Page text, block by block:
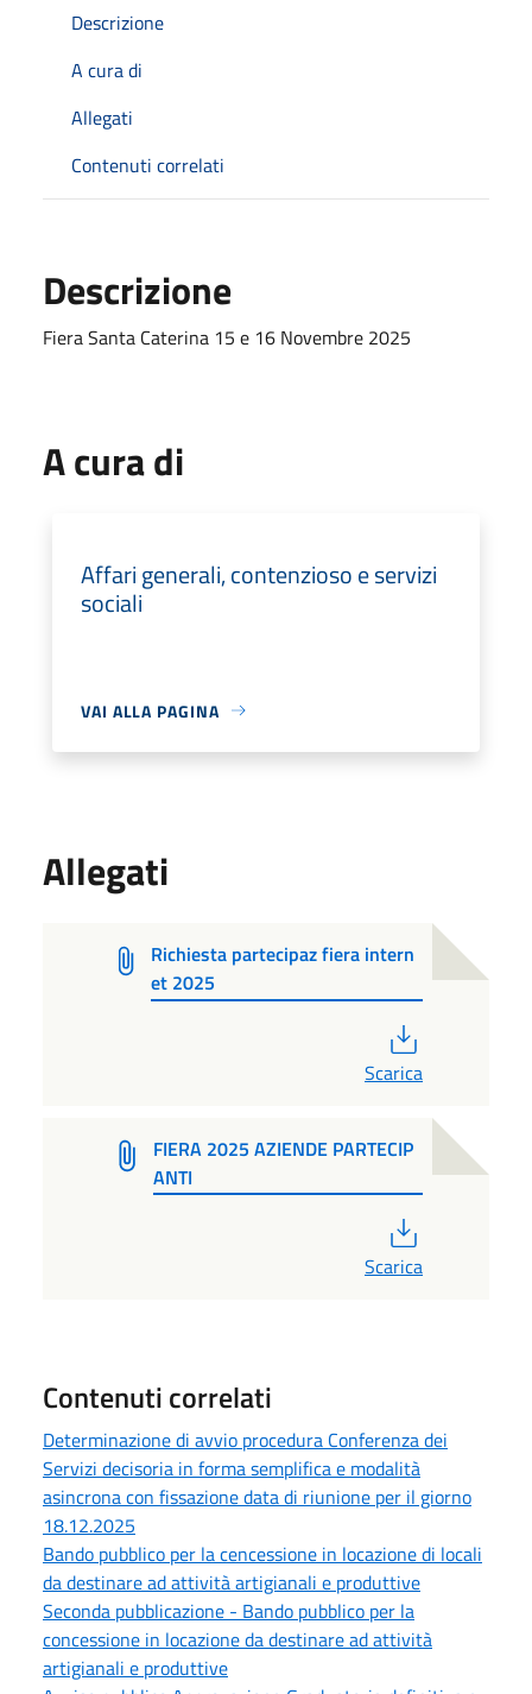
Descrizione
A cura di
Allegati
Contenuti correlati
Descrizione
Fiera Santa Caterina 15 e 16 Novembre 2025
A cura di
Affari generali, contenzioso e servizi
sociali
VAI ALLA PAGINA
Allegati
Richiesta partecipaz fiera intern
et 2025
Scarica
FIERA 2025 AZIENDE PARTECIP
ANTI
Scarica
Contenuti correlati
Determinazione di avvio procedura Conferenza dei
Servizi decisoria in forma semplifica e modalità
asincrona con fissazione data di riunione per il giorno
18.12.2025
Bando pubblico per la cencessione in locazione di locali
da destinare ad attività artigianali e produttive
Seconda pubblicazione - Bando pubblico per la
concessione in locazione da destinare ad attività
artigianali e produttive